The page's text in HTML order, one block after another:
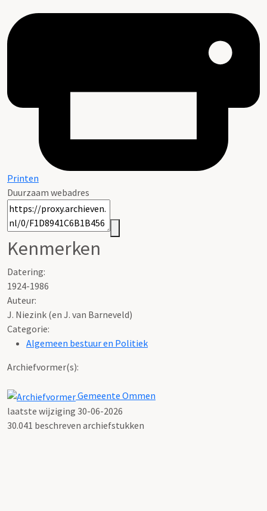
Printen
Duurzaam webadres
Kenmerken
Datering:
1924-1986
Auteur:
J. Niezink (en J. van Barneveld)
Categorie:
Algemeen bestuur en Politiek
Archiefvormer(s):
Gemeente Ommen
laatste wijziging 30-06-2026
30.041 beschreven archiefstukken